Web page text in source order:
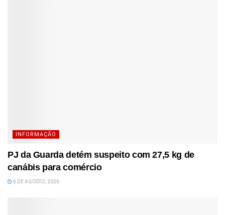
INFORMAÇÃO
PJ da Guarda detém suspeito com 27,5 kg de
canábis para comércio
6 DE AGOSTO, 2026